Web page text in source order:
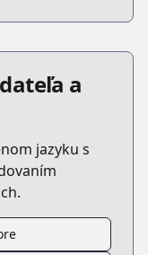
a
jazyku s